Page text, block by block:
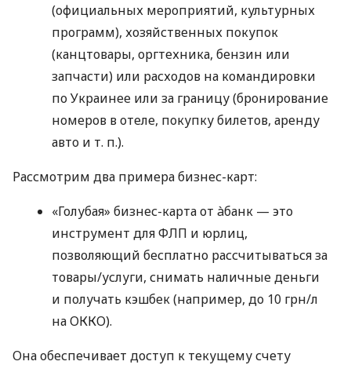
(официальных мероприятий, культурных
программ), хозяйственных покупок
(канцтовары, оргтехника, бензин или
запчасти) или расходов на командировки
по Украинее или за границу (бронирование
номеров в отеле, покупку билетов, аренду
авто и т. п.).
Рассмотрим два примера бизнес-карт:
«Голубая» бизнес-карта от àбанк — это
инструмент для ФЛП и юрлиц,
позволяющий бесплатно рассчитываться за
товары/услуги, снимать наличные деньги
и получать кэшбек (например, до 10 грн/л
на ОККО).
Она обеспечивает доступ к текущему счету